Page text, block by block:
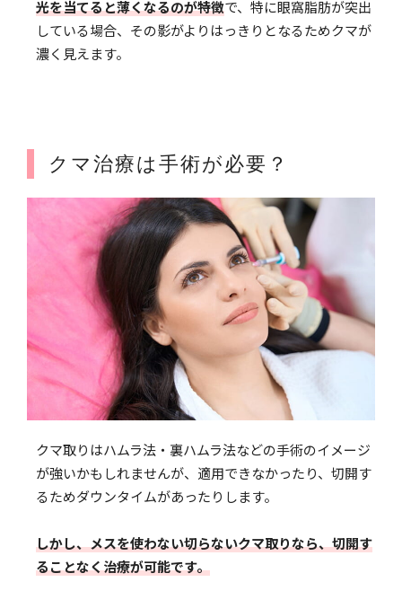
光を当てると薄くなるのが特徴で、特に眼窩脂肪が突出
している場合、その影がよりはっきりとなるためクマが
濃く見えます。
クマ治療は手術が必要？
クマ取りはハムラ法・裏ハムラ法などの手術のイメージ
が強いかもしれませんが、適用できなかったり、切開す
るためダウンタイムがあったりします。
しかし、メスを使わない切らないクマ取りなら、切開す
ることなく治療が可能です。